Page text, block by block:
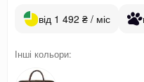
від 1 492 ₴ / міс
Інші кольори: